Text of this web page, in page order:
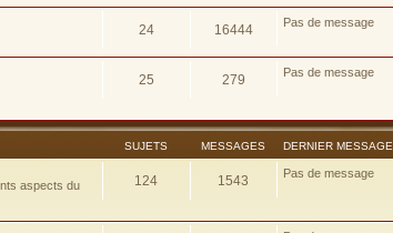
24 16444 Pas de message
25 279 Pas de message
SUJETS MESSAGES DERNIER MESSAGE
aspects du
124 1543 Pas de message